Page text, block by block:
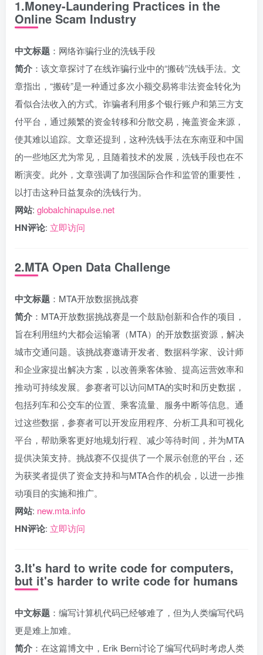
1.Money-Laundering Practices in the
Online Scam Industry
中文标题 ：网络诈骗行业的洗钱手段
简介 ：该文章探讨了在线诈骗行业中的“搬砖”洗钱手法。文
章指出，“搬砖”是一种通过多次小额交易将非法资金转化为
看似合法收入的方式。诈骗者利用多个银行账户和第三方支
付平台，通过频繁的资金转移和分散交易，掩盖资金来源，
使其难以追踪。文章还提到，这种洗钱手法在东南亚和中国
的一些地区尤为常见，且随着技术的发展，洗钱手段也在不
断演变。此外，文章强调了加强国际合作和监管的重要性，
以打击这种日益复杂的洗钱行为。
网站: globalchinapulse.net
HN评论: 立即访问
2.MTA Open Data Challenge
中文标题 ：MTA开放数据挑战赛
简介 ：MTA开放数据挑战赛是一个鼓励创新和合作的项目，
旨在利用纽约大都会运输署（MTA）的开放数据资源，解决
城市交通问题。该挑战赛邀请开发者、数据科学家、设计师
和企业家提出解决方案，以改善乘客体验、提高运营效率和
推动可持续发展。参赛者可以访问MTA的实时和历史数据，
包括列车和公交车的位置、乘客流量、服务中断等信息。通
过这些数据，参赛者可以开发应用程序、分析工具和可视化
平台，帮助乘客更好地规划行程、减少等待时间，并为MTA
提供决策支持。挑战赛不仅提供了一个展示创意的平台，还
为获奖者提供了资金支持和与MTA合作的机会，以进一步推
动项目的实施和推广。
网站: new.mta.info
HN评论: 立即访问
3.It's hard to write code for computers,
but it's harder to write code for humans
中文标题 ：编写计算机代码已经够难了，但为人类编写代码
更是难上加难。
简介 ：在这篇博文中，Erik Bern讨论了编写代码时考虑人类